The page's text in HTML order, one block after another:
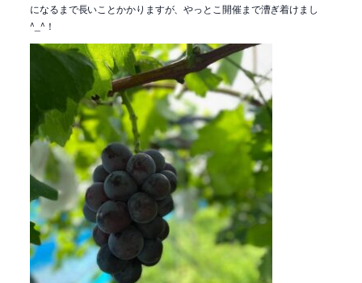
になるまで長いことかかりますが、やっとこ開催まで漕ぎ着けまし
^_^！